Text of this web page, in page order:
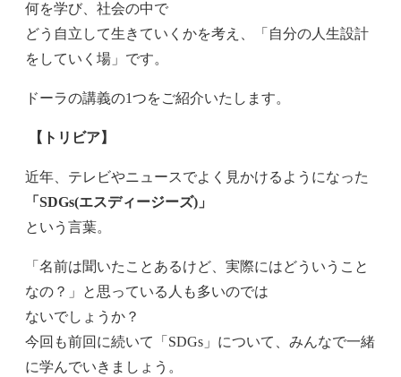
何を学び、社会の中で
どう自立して生きていくかを考え、「自分の人生設計
をしていく場」です。
ドーラの講義の1つをご紹介いたします。
【トリビア】
近年、テレビやニュースでよく見かけるようになった
「SDGs(エスディージーズ)」
という言葉。
「名前は聞いたことあるけど、実際にはどういうこと
なの？」と思っている人も多いのでは
ないでしょうか？
今回も前回に続いて「SDGs」について、みんなで一緒
に学んでいきましょう。